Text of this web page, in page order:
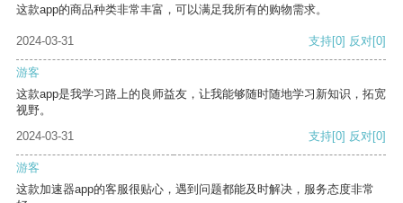
这款app的商品种类非常丰富，可以满足我所有的购物需求。
2024-03-31 支持[0] 反对[0]
游客
这款app是我学习路上的良师益友，让我能够随时随地学习新知识，拓宽
视野。
2024-03-31
支持[0] 反对[0]
游客
这款加速器app的客服很贴心，遇到问题都能及时解决，服务态度非常